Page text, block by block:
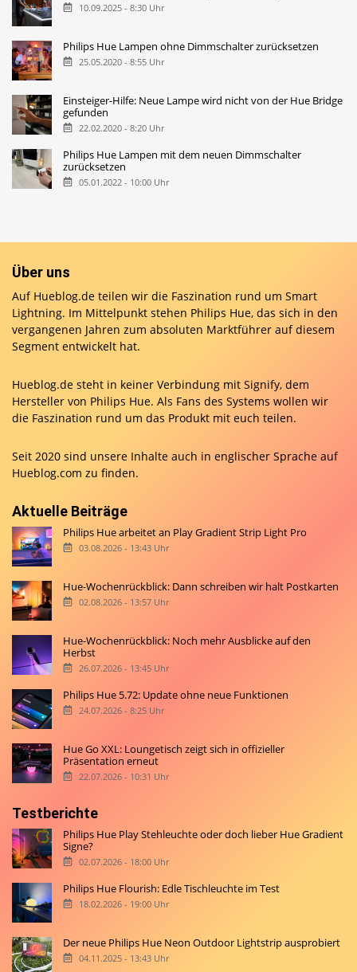
10.09.2025 - 8:30 Uhr
Philips Hue Lampen ohne Dimmschalter zurücksetzen
25.05.2020 - 8:55 Uhr
Einsteiger-Hilfe: Neue Lampe wird nicht von der Hue Bridge
gefunden
22.02.2020 - 8:20 Uhr
Philips Hue Lampen mit dem neuen Dimmschalter
zurücksetzen
05.01.2022 - 10:00 Uhr
Über uns
Auf Hueblog.de teilen wir die Faszination rund um Smart
Lightning. Im Mittelpunkt stehen Philips Hue, das sich in den
vergangenen Jahren zum absoluten Marktführer auf diesem
Segment entwickelt hat.
Hueblog.de steht in keiner Verbindung mit Signify, dem
Hersteller von Philips Hue. Als Fans des Systems wollen wir
die Faszination rund um das Produkt mit euch teilen.
Seit 2020 sind unsere Inhalte auch in englischer Sprache auf
Hueblog.com zu finden.
Aktuelle Beiträge
Philips Hue arbeitet an Play Gradient Strip Light Pro
03.08.2026 - 13:43 Uhr
Hue-Wochenrückblick: Dann schreiben wir halt Postkarten
02.08.2026 - 13:57 Uhr
Hue-Wochenrückblick: Noch mehr Ausblicke auf den
Herbst
26.07.2026 - 13:45 Uhr
Philips Hue 5.72: Update ohne neue Funktionen
24.07.2026 - 8:25 Uhr
Hue Go XXL: Loungetisch zeigt sich in offizieller
Präsentation erneut
22.07.2026 - 10:31 Uhr
Testberichte
Philips Hue Play Stehleuchte oder doch lieber Hue Gradient
Signe?
02.07.2026 - 18:00 Uhr
Philips Hue Flourish: Edle Tischleuchte im Test
18.02.2026 - 19:00 Uhr
Der neue Philips Hue Neon Outdoor Lightstrip ausprobiert
04.11.2025 - 13:43 Uhr